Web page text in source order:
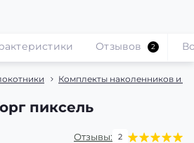
Комплекты наколенников и
пиксель
Отзывы: 2
Отзывов 2